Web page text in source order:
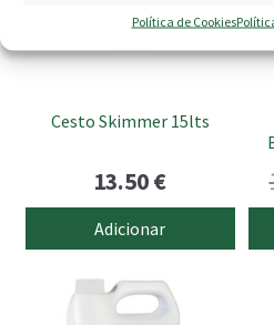
Política de Cookies
Cesto Skimmer 15lts
13.50€
Adicionar